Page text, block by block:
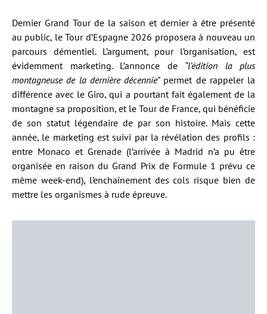
Dernier Grand Tour de la saison et dernier à être présenté
au public, le Tour d’Espagne 2026 proposera à nouveau un
parcours démentiel. L’argument, pour l’organisation, est
évidemment marketing. L’annonce de “l’édition la plus
montagneuse de la dernière décennie”permet de rappeler la
différence avec le Giro, qui a pourtant fait également de la
montagne sa proposition, et le Tour de France, qui bénéficie
de son statut légendaire de par son histoire. Mais cette
année, le marketing est suivi par la révélation des profils :
entre Monaco et Grenade (l’arrivée à Madrid n’a pu être
organisée en raison du Grand Prix de Formule 1 prévu ce
même week-end), l’enchaînement des cols risque bien de
mettre les organismes à rude épreuve.